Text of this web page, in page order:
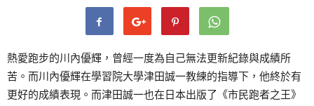
熱愛跑步的川內優輝，曾經一度為自己無法更新紀錄與成績所
苦。而川內優輝在學習院大學津田誠一教練的指導下，他終於有
更好的成績表現。而津田誠一也在日本出版了《市民跑者之王》